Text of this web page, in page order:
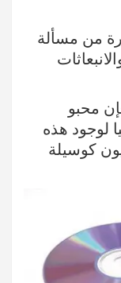
من مسألة
محبو
لوجود هذه
كوسيلة